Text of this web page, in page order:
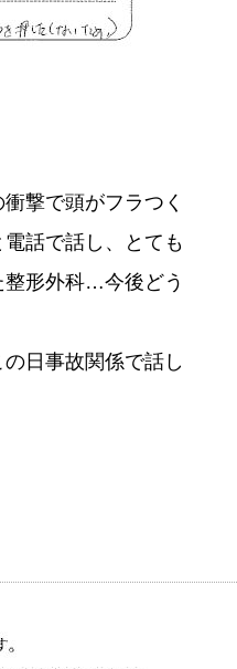
撃で頭がフラつく
話で話し、とても
整形外科…今後どう
日事故関係で話し